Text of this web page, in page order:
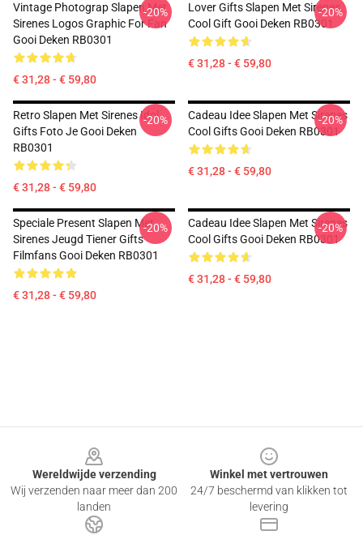
Vintage Photograp Slapen Met
Sirenes Logos Graphic For Fan
Gooi Deken RB0301
€ 31,28 - € 59,80
-20%
Lover Gifts Slapen Met Sirenes
Cool Gift Gooi Deken RB0301
€ 31,28 - € 59,80
-20%
Retro Slapen Met Sirenes Idol
Gifts Foto Je Gooi Deken
RB0301
€ 31,28 - € 59,80
-20%
Cadeau Idee Slapen Met Sirenes
Cool Gifts Gooi Deken RB0301
€ 31,28 - € 59,80
-20%
Speciale Present Slapen Met
Sirenes Jeugd Tiener Gifts
Filmfans Gooi Deken RB0301
€ 31,28 - € 59,80
-20%
Cadeau Idee Slapen Met Sirenes
Cool Gifts Gooi Deken RB0301
€ 31,28 - € 59,80
-20%
Wereldwijde verzending
Wij verzenden naar meer dan 200
landen
Winkel met vertrouwen
24/7 beschermd van klikken tot
levering